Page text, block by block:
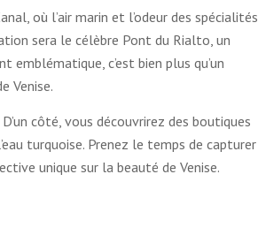
où l’air marin et l’odeur des spécialités
sera le célèbre Pont du Rialto, un
c’est bien plus qu’un
Venise.
D’un côté, vous découvrirez des boutiques
turquoise. Prenez le temps de capturer
unique sur la beauté de Venise.